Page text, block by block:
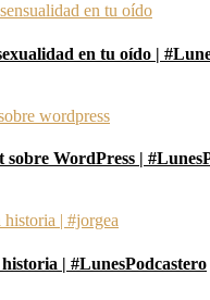
en tu oído |
sobre WordPress |
| #LunesPodcastero